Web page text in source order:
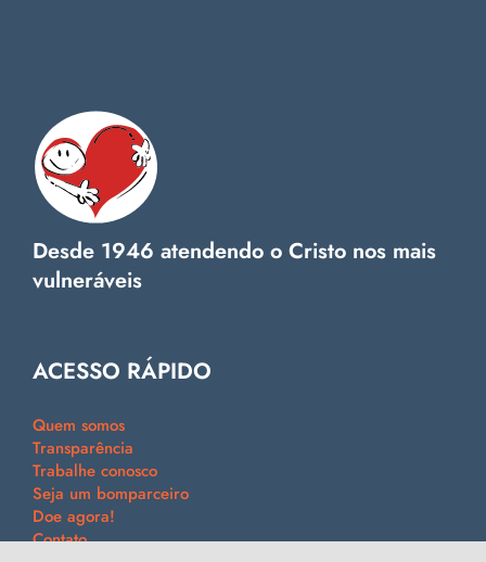
Desde 1946 atendendo o Cristo nos mais
vulneráveis
ACESSO RÁPIDO
Quem somos
Transparência
Trabalhe conosco
Seja um bomparceiro
Doe agora!
Contato